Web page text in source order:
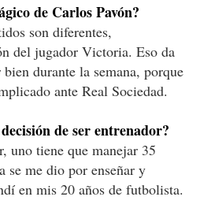
de Carlos Pavón?
son diferentes,
del jugador Victoria. Eso da
durante la semana, porque
ante Real Sociedad.
de ser entrenador?
uno tiene que manejar 35
se me dio por enseñar y
en mis 20 años de futbolista.